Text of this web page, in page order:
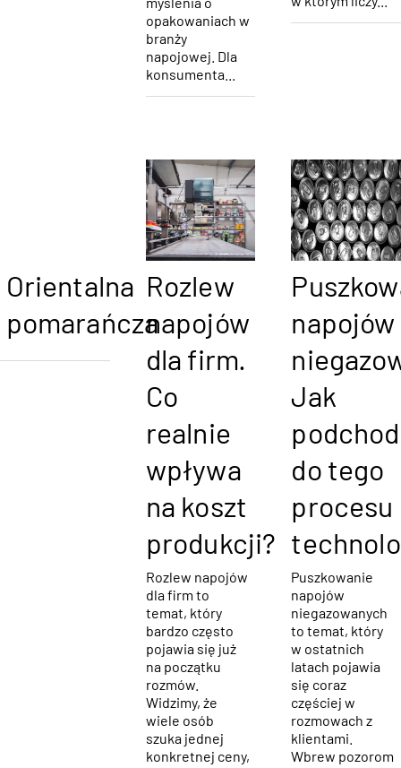
myślenia o
opakowaniach w
branży
napojowej. Dla
konsumenta...
Orientalna
pomarańcza
Rozlew
napojów
dla firm.
Co
realnie
wpływa
na koszt
produkcji?
Rozlew napojów
dla firm to
temat, który
bardzo często
pojawia się już
na początku
rozmów.
Widzimy, że
wiele osób
szuka jednej
konkretnej ceny,
napojów
Jak
do tego
procesu
Puszkowanie
napojów
niegazowanych
to temat, który
w ostatnich
latach pojawia
się coraz
częściej w
rozmowach z
klientami.
Wbrew pozorom